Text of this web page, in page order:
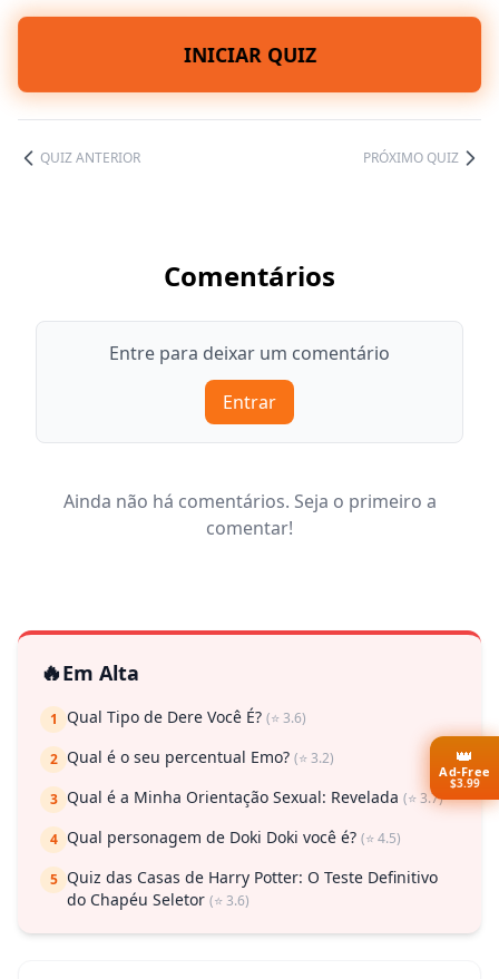
INICIAR QUIZ
QUIZ ANTERIOR PRÓXIMO QUIZ
Comentários
Entre para deixar um comentário
Entrar
Ainda não há comentários. Seja o primeiro a
comentar!
🔥Em Alta
1 Qual Tipo de Dere Você É? (⭐ 3.6)
2 Qual é o seu percentual Emo? (⭐ 3.2)
3 Qual é a Minha Orientação Sexual: Revelada (⭐ 3.7)
4 Qual personagem de Doki Doki você é? (⭐ 4.5)
5 Quiz das Casas de Harry Potter: O Teste Definitivo
do Chapéu Seletor (⭐ 3.6)
👑
Ad-Free
$3.99